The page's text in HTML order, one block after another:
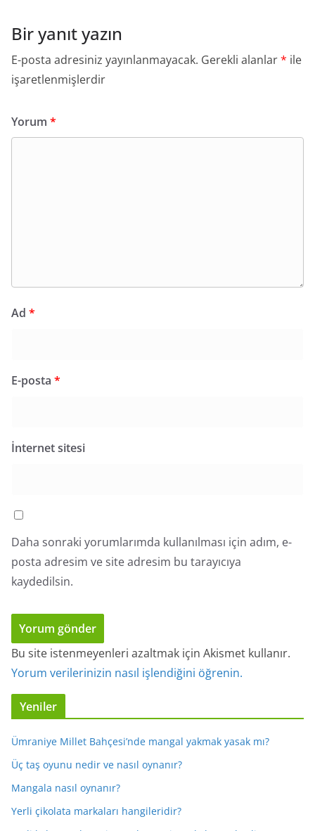
Bir yanıt yazın
E-posta adresiniz yayınlanmayacak. Gerekli alanlar* ile
işaretlenmişlerdir
Yorum *
Ad *
E-posta *
İnternet sitesi
Daha sonraki yorumlarımda kullanılması için adım, e-
posta adresim ve site adresim bu tarayıcıya
kaydedilsin.
Bu site istenmeyenleri azaltmak için Akismet kullanır.
Yorum verilerinizin nasıl işlendiğini öğrenin.
Yeniler
Ümraniye Millet Bahçesi’nde mangal yakmak yasak mı?
Üç taş oyunu nedir ve nasıl oynanır?
Mangala nasıl oynanır?
Yerli çikolata markaları hangileridir?